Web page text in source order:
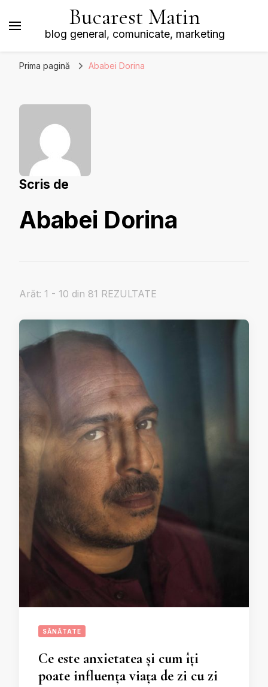
Bucarest Matin
blog general, comunicate, marketing
Prima pagină Ababei Dorina
Scris de
Ababei Dorina
Arăt: 1 - 10 din 81 REZULTATE
SĂNĂTATE
Ce este anxietatea și cum îți
poate influența viața de zi cu zi